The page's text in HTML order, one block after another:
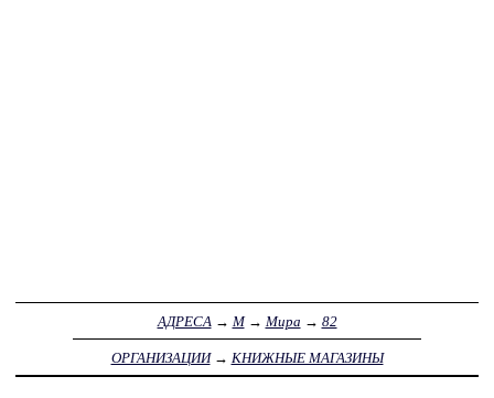
АДРЕСА → М→ Мира → 82
ОРГАНИЗАЦИИ→ КНИЖНЫЕ МАГАЗИНЫ